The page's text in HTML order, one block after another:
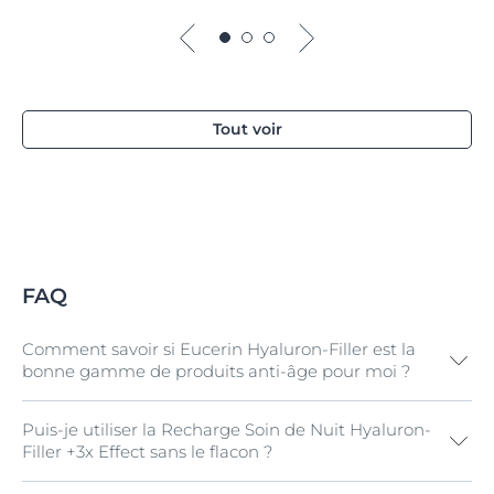
Tout voir
FAQ
Comment savoir si Eucerin Hyaluron-Filler est la
bonne gamme de produits anti-âge pour moi ?
La gamme Eucerin Hyaluron-Filler a été spécialement
formulée pour aider à lutter contre les premiers signes
du vieillissement tels que les ridules et les rides. Notre
Puis-je utiliser la Recharge Soin de Nuit Hyaluron-
Filler +3x Effect sans le flacon ?